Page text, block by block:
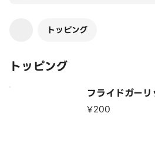
トッピング
トッピング
フライドガ
¥200